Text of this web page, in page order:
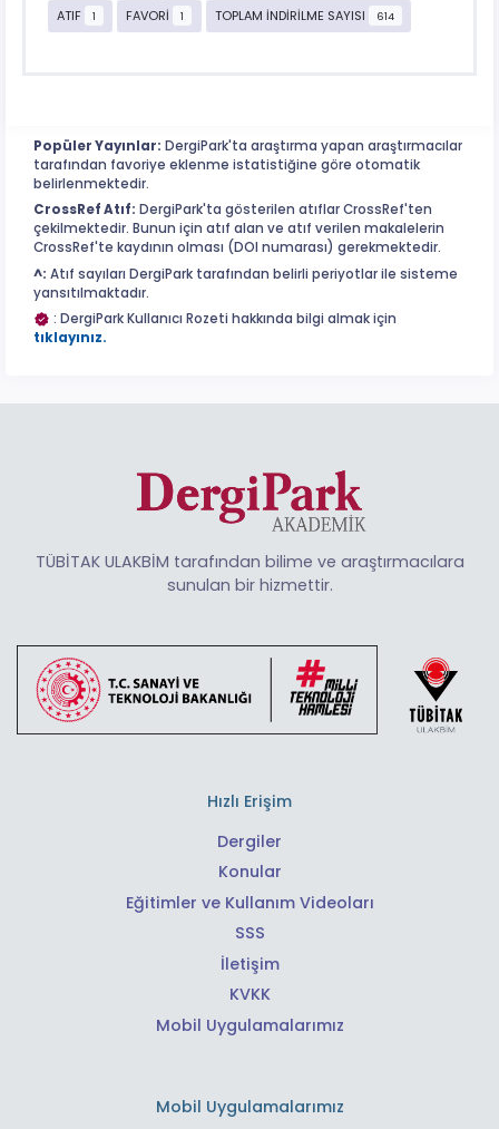
ATIF
1 FAVORİ 1 TOPLAM İNDİRİLME SAYISI 614
Popüler Yayınlar: DergiPark'ta araştırma yapan araştırmacılar
tarafından favoriye eklenme istatistiğine göre otomatik
belirlenmektedir.
CrossRef Atıf: DergiPark'ta gösterilen atıflar CrossRef'ten
çekilmektedir. Bunun için atıf alan ve atıf verilen makalelerin
CrossRef'te kaydının olması (DOI numarası) gerekmektedir.
^: Atıf sayıları DergiPark tarafından belirli periyotlar ile sisteme
yansıtılmaktadır.
: DergiPark Kullanıcı Rozeti hakkında bilgi almak için
tıklayınız.
TÜBİTAK ULAKBİM tarafından bilime ve araştırmacılara
sunulan bir hizmettir.
Hızlı Erişim
Dergiler
Konular
Eğitimler ve Kullanım Videoları
SSS
İletişim
KVKK
Mobil Uygulamalarımız
Mobil Uygulamalarımız